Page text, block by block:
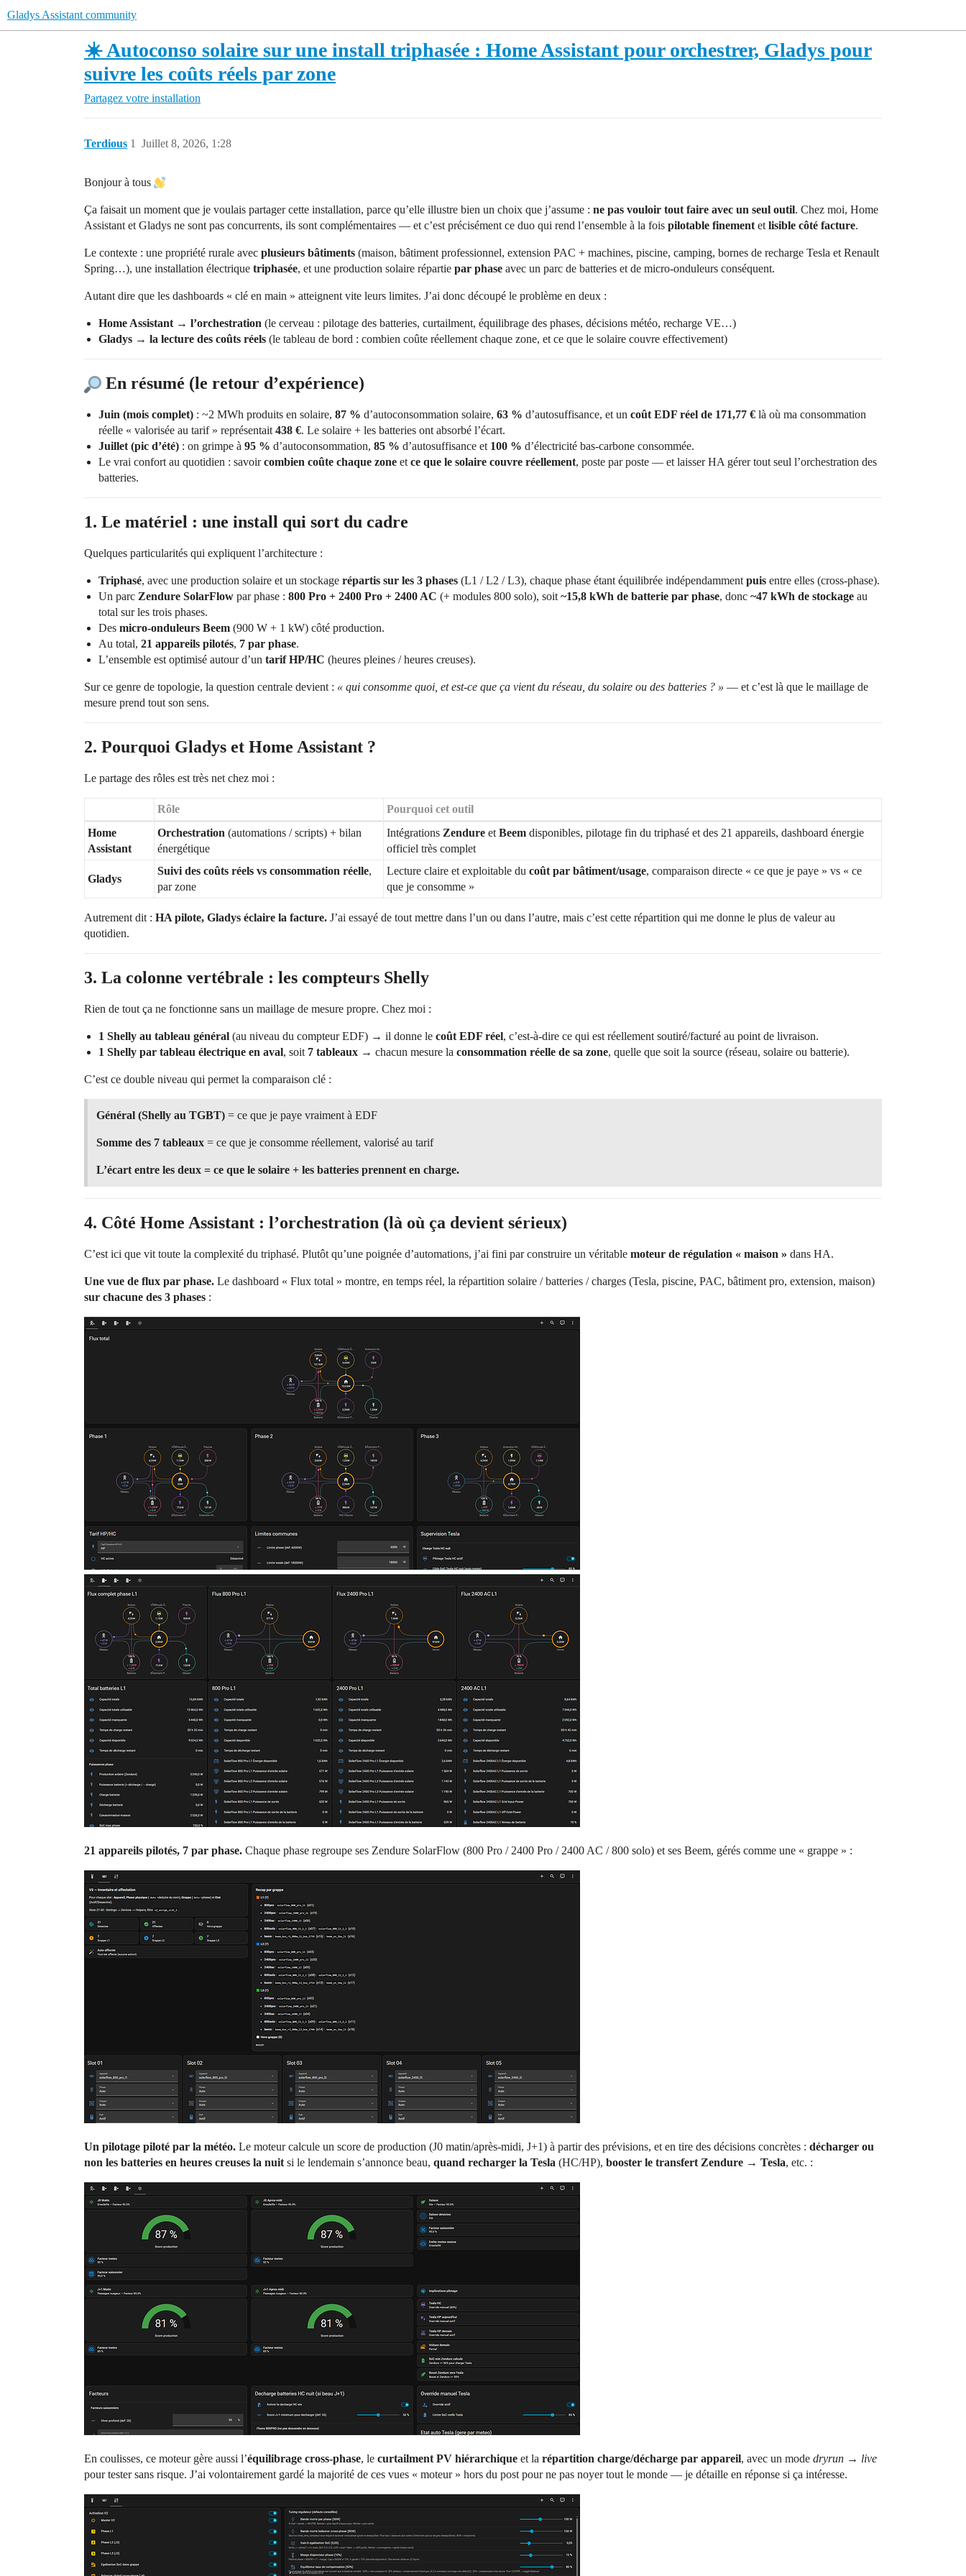
Gladys Assistant community
☀️ Autoconso solaire sur une install triphasée : Home Assistant pour orchestrer, Gladys pour
suivre les coûts réels par zone
Partagez votre installation
Terdious Juillet 8, 2026, 1:28
1
Bonjour à tous
Ça faisait un moment que je voulais partager cette installation, parce qu’elle illustre bien un choix que j’assume : ne pas vouloir tout faire avec un seul outil. Chez moi, Home
Assistant et Gladys ne sont pas concurrents, ils sont complémentaires — et c’est précisément ce duo qui rend l’ensemble à la fois pilotable finement et lisible côté facture.
Le contexte : une propriété rurale avec plusieurs bâtiments (maison, bâtiment professionnel, extension PAC + machines, piscine, camping, bornes de recharge Tesla et Renault
Spring…), une installation électrique triphasée, et une production solaire répartie par phase avec un parc de batteries et de micro-onduleurs conséquent.
Autant dire que les dashboards « clé en main » atteignent vite leurs limites. J’ai donc découpé le problème en deux :
Home Assistant → l’orchestration (le cerveau : pilotage des batteries, curtailment, équilibrage des phases, décisions météo, recharge VE…)
Gladys → la lecture des coûts réels (le tableau de bord : combien coûte réellement chaque zone, et ce que le solaire couvre effectivement)
En résumé (le retour d’expérience)
Juin (mois complet) : ~2 MWh produits en solaire, 87 % d’autoconsommation solaire, 63 % d’autosuffisance, et un coût EDF réel de 171,77 € là où ma consommation
réelle « valorisée au tarif » représentait 438 €. Le solaire + les batteries ont absorbé l’écart.
Juillet (pic d’été) : on grimpe à 95 % d’autoconsommation, 85 % d’autosuffisance et 100 % d’électricité bas-carbone consommée.
Le vrai confort au quotidien : savoircombien coûte chaque zone et ce que le solaire couvre réellement, poste par poste — et laisser HA gérer tout seul l’orchestration des
batteries.
1. Le matériel : une install qui sort du cadre
Quelques particularités qui expliquent l’architecture :
Triphasé, avec une production solaire et un stockage répartis sur les 3 phases (L1 / L2 / L3), chaque phase étant équilibrée indépendamment puis entre elles (cross-phase).
Un parc Zendure SolarFlow par phase : 800 Pro + 2400 Pro + 2400 AC (+ modules 800 solo), soit ~15,8 kWh de batterie par phase, donc ~47 kWh de stockage au
total sur les trois phases.
Des micro-onduleurs Beem (900 W + 1 kW) côté production.
Au total, 21 appareils pilotés, 7 par phase.
L’ensemble est optimisé autour d’un tarif HP/HC (heures pleines / heures creuses).
Sur ce genre de topologie, la question centrale devient : « qui consomme quoi, et est-ce que ça vient du réseau, du solaire ou des batteries ? » — et c’est là que le maillage de
mesure prend tout son sens.
2. Pourquoi Gladys et Home Assistant ?
Le partage des rôles est très net chez moi :
Rôle
Pourquoi cet outil
Home
Assistant
Orchestration (automations / scripts) + bilan
énergétique
Intégrations Zendure et Beem disponibles, pilotage fin du triphasé et des 21 appareils, dashboard énergie
officiel très complet
Gladys
Suivi des coûts réels vs consommation réelle,
par zone
Lecture claire et exploitable du coût par bâtiment/usage, comparaison directe « ce que je paye » vs « ce
que je consomme »
Autrement dit : HA pilote, Gladys éclaire la facture. J’ai essayé de tout mettre dans l’un ou dans l’autre, mais c’est cette répartition qui me donne le plus de valeur au
quotidien.
3. La colonne vertébrale : les compteurs Shelly
Rien de tout ça ne fonctionne sans un maillage de mesure propre. Chez moi :
1 Shelly au tableau général (au niveau du compteur EDF) → il donne le coût EDF réel, c’est-à-dire ce qui est réellement soutiré/facturé au point de livraison.
1 Shelly par tableau électrique en aval, soit 7 tableaux → chacun mesure la consommation réelle de sa zone, quelle que soit la source (réseau, solaire ou batterie).
C’est ce double niveau qui permet la comparaison clé :
Général (Shelly au TGBT) = ce que je paye vraiment à EDF
Somme des 7 tableaux = ce que je consomme réellement, valorisé au tarif
L’écart entre les deux = ce que le solaire + les batteries prennent en charge.
4. Côté Home Assistant : l’orchestration (là où ça devient sérieux)
C’est ici que vit toute la complexité du triphasé. Plutôt qu’une poignée d’automations, j’ai fini par construire un véritable moteur de régulation « maison » dans HA.
Une vue de flux par phase. Le dashboard « Flux total » montre, en temps réel, la répartition solaire / batteries / charges (Tesla, piscine, PAC, bâtiment pro, extension, maison)
sur chacune des 3 phases :
21 appareils pilotés, 7 par phase. Chaque phase regroupe ses Zendure SolarFlow (800 Pro / 2400 Pro / 2400 AC / 800 solo) et ses Beem, gérés comme une « grappe » :
Un pilotage piloté par la météo. Le moteur calcule un score de production (J0 matin/après-midi, J+1) à partir des prévisions, et en tire des décisions concrètes : décharger ou
non les batteries en heures creuses la nuit si le lendemain s’annonce beau, quand recharger la Tesla (HC/HP), booster le transfert Zendure → Tesla, etc. :
En coulisses, ce moteur gère aussi l’équilibrage cross-phase, le curtailment PV hiérarchique et la répartition charge/décharge par appareil, avec un mode dryrun → live
pour tester sans risque. J’ai volontairement gardé la majorité de ces vues « moteur » hors du post pour ne pas noyer tout le monde — je détaille en réponse si ça intéresse.